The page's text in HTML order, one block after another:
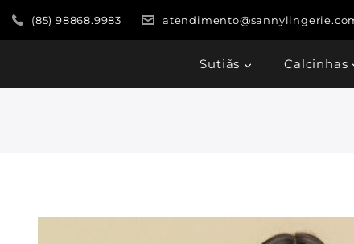
(85) 98868.9983
Sutiãs Calcinhas